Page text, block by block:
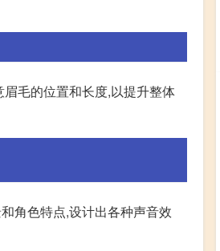
毛的位置和长度,以提升整体
角色特点,设计出各种声音效